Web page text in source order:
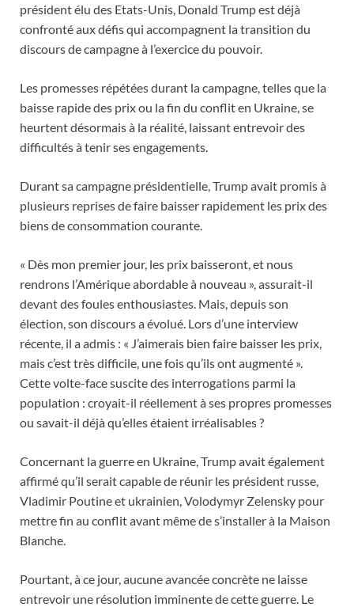
président élu des Etats-Unis, Donald Trump est déjà
confronté aux défis qui accompagnent la transition du
discours de campagne à l’exercice du pouvoir.
Les promesses répétées durant la campagne, telles que la
baisse rapide des prix ou la fin du conflit en Ukraine, se
heurtent désormais à la réalité, laissant entrevoir des
difficultés à tenir ses engagements.
Durant sa campagne présidentielle, Trump avait promis à
plusieurs reprises de faire baisser rapidement les prix des
biens de consommation courante.
« Dès mon premier jour, les prix baisseront, et nous
rendrons l’Amérique abordable à nouveau », assurait-il
devant des foules enthousiastes. Mais, depuis son
élection, son discours a évolué. Lors d’une interview
récente, il a admis : « J’aimerais bien faire baisser les prix,
mais c’est très difficile, une fois qu’ils ont augmenté ».
Cette volte-face suscite des interrogations parmi la
population : croyait-il réellement à ses propres promesses
ou savait-il déjà qu’elles étaient irréalisables ?
Concernant la guerre en Ukraine, Trump avait également
affirmé qu’il serait capable de réunir les président russe,
Vladimir Poutine et ukrainien, Volodymyr Zelensky pour
mettre fin au conflit avant même de s’installer à la Maison
Blanche.
Pourtant, à ce jour, aucune avancée concrète ne laisse
entrevoir une résolution imminente de cette guerre. Le